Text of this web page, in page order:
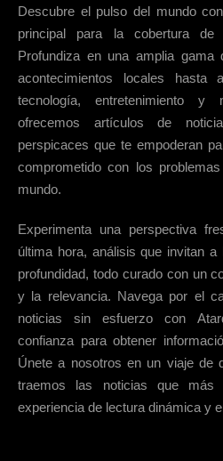
Descubre el pulso del mundo
principal para la cobertura
Profundiza en una amplia
acontecimientos locales hasta
tecnología, entretenimiento y
ofrecemos artículos de
perspicaces que te empoderan
comprometido con los
mundo.
Experimenta una perspectiva
última hora, análisis que invitan
profundidad, todo curado con un
y la relevancia. Navega por el
noticias sin esfuerzo con
confianza para obtener
Únete a nosotros en un viaje de
traemos las noticias que más
experiencia de lectura dinámica y